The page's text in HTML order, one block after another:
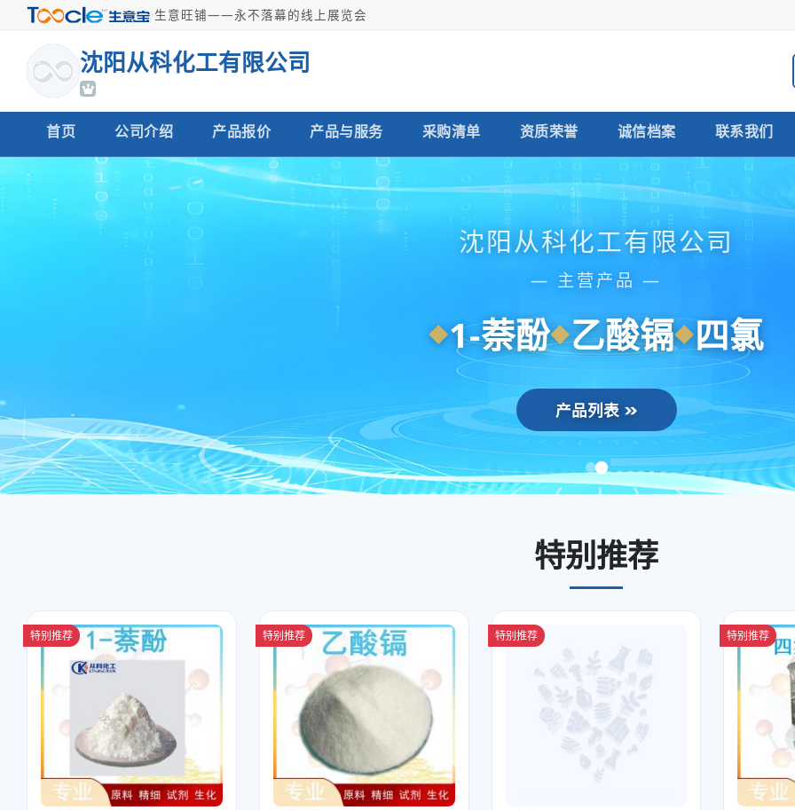
·生意旺铺——永不落幕的线上展览会
沈阳从科化工有限公司
首页 公司介绍 产品报价 产品与服务 采购清单 资质荣誉 诚信档案 联系我们
沈阳从科化工有限公司
— 主营产品 —
1-萘酚 乙酸镉 四氯
产品列表
特别推荐
特别推荐 特别推荐 特别推荐 特别推荐